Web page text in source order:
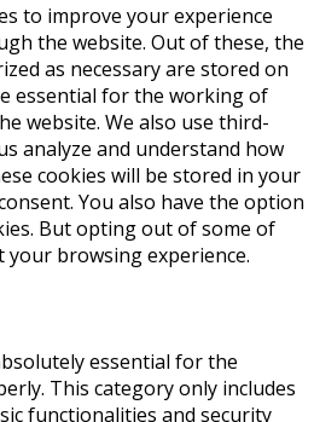
to improve your experience
the website. Out of these, the
as necessary are stored on
essential for the working of
website. We also use third-
analyze and understand how
cookies will be stored in your
You also have the option
But opting out of some of
your browsing experience.
essential for the
This category only includes
functionalities and security